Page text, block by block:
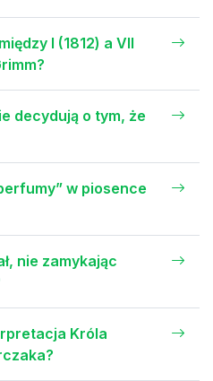
I (1812) a VII
decydują o tym, że
w piosence
nie zamykając
Króla